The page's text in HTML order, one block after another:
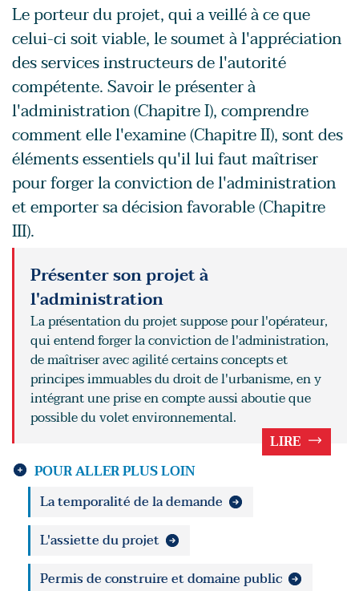
Le porteur du projet, qui a veillé à ce que
celui-ci soit viable, le soumet à l'appréciation
des services instructeurs de l'autorité
compétente. Savoir le présenter à
l'administration (Chapitre I), comprendre
comment elle l'examine (Chapitre II), sont des
éléments essentiels qu'il lui faut maîtriser
pour forger la conviction de l'administration
et emporter sa décision favorable (Chapitre
III).
Présenter son projet à
l'administration
La présentation du projet suppose pour l'opérateur,
qui entend forger la conviction de l'administration,
de maîtriser avec agilité certains concepts et
principes immuables du droit de l'urbanisme, en y
intégrant une prise en compte aussi aboutie que
possible du volet environnemental.
LIRE
POUR ALLER PLUS LOIN
La temporalité de la demande
L'assiette du projet
Permis de construire et domaine public